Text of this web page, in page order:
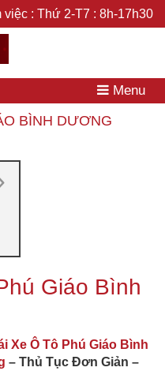
: Thứ 2-T7 : 8h-17h30
Menu
BÌNH DƯƠNG
Giáo Bình
Xe Ô Tô Phú Giáo Bình
– Thủ Tục Đơn Giản –